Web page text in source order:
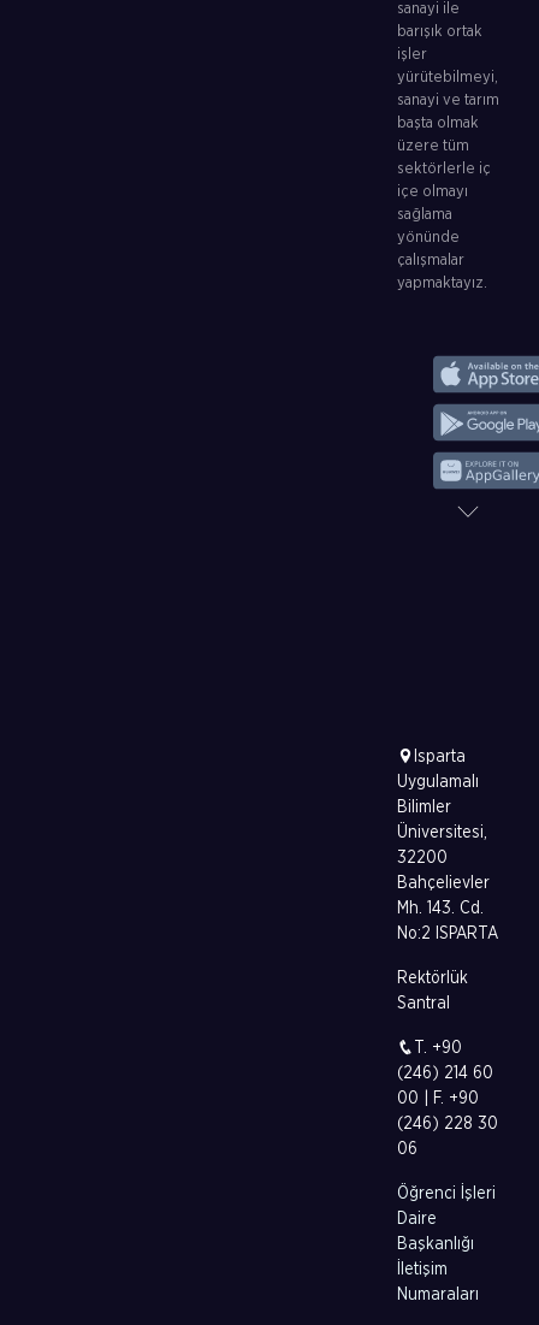
sanayi ile
barışık ortak
işler
yürütebilmeyi,
sanayi ve tarım
başta olmak
üzere tüm
sektörlerle iç
içe olmayı
sağlama
yönünde
çalışmalar
yapmaktayız.
Isparta
Uygulamalı
Bilimler
Üniversitesi,
32200
Bahçelievler
Mh. 143. Cd.
No:2 ISPARTA
Rektörlük
Santral
T. +90
(246) 214 60
00 | F. +90
(246) 228 30
06
Öğrenci İşleri
Daire
Başkanlığı
İletişim
Numaraları